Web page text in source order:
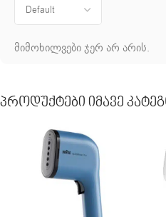
მიმოხილვები ჯერ არ არის.
Პროდუქტები Იმავე